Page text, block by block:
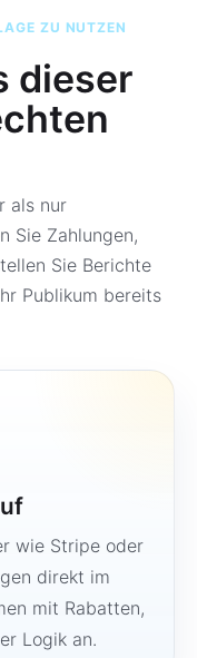
ZU NUTZEN
dieser
als nur
Sie Zahlungen,
Sie Berichte
Publikum bereits
wie Stripe oder
direkt im
mit Rabatten,
Logik an.